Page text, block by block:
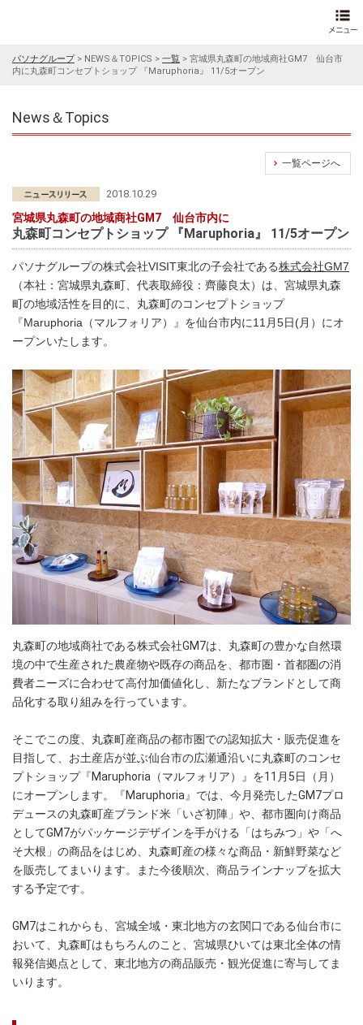
パソナグループ> NEWS＆TOPICS > 一覧 > 宮城県丸森町の地域商社GM7 仙台市
内に丸森町コンセプトショップ 『Maruphoria』 11/5オープン
News＆Topics
一覧ページへ
2018.10.29
宮城県丸森町の地域商社GM7 仙台市内に
丸森町コンセプトショップ 『Maruphoria』 11/5オープン
パソナグループの株式会社VISIT東北の子会社である株式会社GM7
（本社：宮城県丸森町、代表取締役：齊藤良太）は、宮城県丸森
町の地域活性を目的に、丸森町のコンセプトショップ
『Maruphoria（マルフォリア）』を仙台市内に11月5日(月）にオ
ープンいたします。
丸森町の地域商社である株式会社GM7は、丸森町の豊かな自然環
境の中で生産された農産物や既存の商品を、都市圏・首都圏の消
費者ニーズに合わせて高付加価値化し、新たなブランドとして商
品化する取り組みを行っています。
そこでこの度、丸森町産商品の都市圏での認知拡大・販売促進を
目指して、お土産店が並ぶ仙台市の広瀬通沿いに丸森町のコンセ
プトショップ『Maruphoria（マルフォリア）』を11月5日（月）
にオープンします。『Maruphoria』では、今月発売したGM7プロ
デュースの丸森町産ブランド米「いざ初陣」や、都市圏向け商品
としてGM7がパッケージデザインを手がける「はちみつ」や「へ
そ大根」の商品をはじめ、丸森町産の様々な商品・新鮮野菜など
を販売してまいります。また今後順次、商品ラインナップを拡大
する予定です。
GM7はこれからも、宮城全域・東北地方の玄関口である仙台市に
おいて、丸森町はもちろんのこと、宮城県ひいては東北全体の情
報発信拠点として、東北地方の商品販売・観光促進に寄与してま
いります。